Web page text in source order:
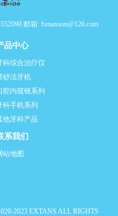
邮箱: fsmaxson@126.com
品中心
科综合治疗仪
砂洁牙机
腔内窥镜系列
科手机系列
他牙科产品
系我们
站地图
2023 EXTANS ALL RIGHTS